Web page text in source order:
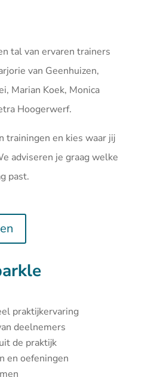
tal van ervaren trainers
van Geenhuizen,
Marian Koek, Monica
Hoogerwerf.
trainingen en kies waar jij
adviseren je graag welke
past.
praktijkervaring
deelnemers
de praktijk
en oefeningen